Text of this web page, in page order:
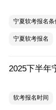
宁夏软考报名条
宁夏软考报名
软考报名时间